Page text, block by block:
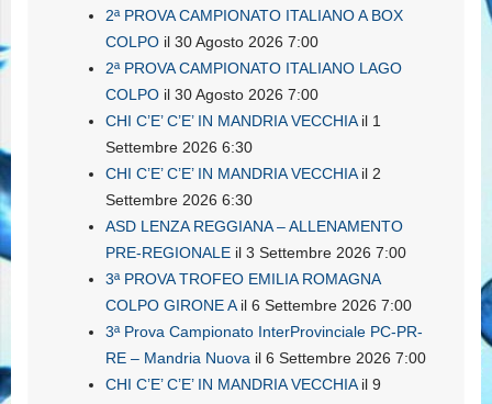
2ª PROVA CAMPIONATO ITALIANO A BOX
COLPO il 30 Agosto 2026 7:00
2ª PROVA CAMPIONATO ITALIANO LAGO
COLPO il 30 Agosto 2026 7:00
CHI C’E’ C’E’ IN MANDRIA VECCHIAil 1
Settembre 2026 6:30
CHI C’E’ C’E’ IN MANDRIA VECCHIAil 2
Settembre 2026 6:30
ASD LENZA REGGIANA – ALLENAMENTO
PRE-REGIONALE il 3 Settembre 2026 7:00
3ª PROVA TROFEO EMILIA ROMAGNA
COLPO GIRONE Ail 6 Settembre 2026 7:00
3ª Prova Campionato InterProvinciale PC-PR-
RE – Mandria Nuova il 6 Settembre 2026 7:00
CHI C’E’ C’E’ IN MANDRIA VECCHIAil 9